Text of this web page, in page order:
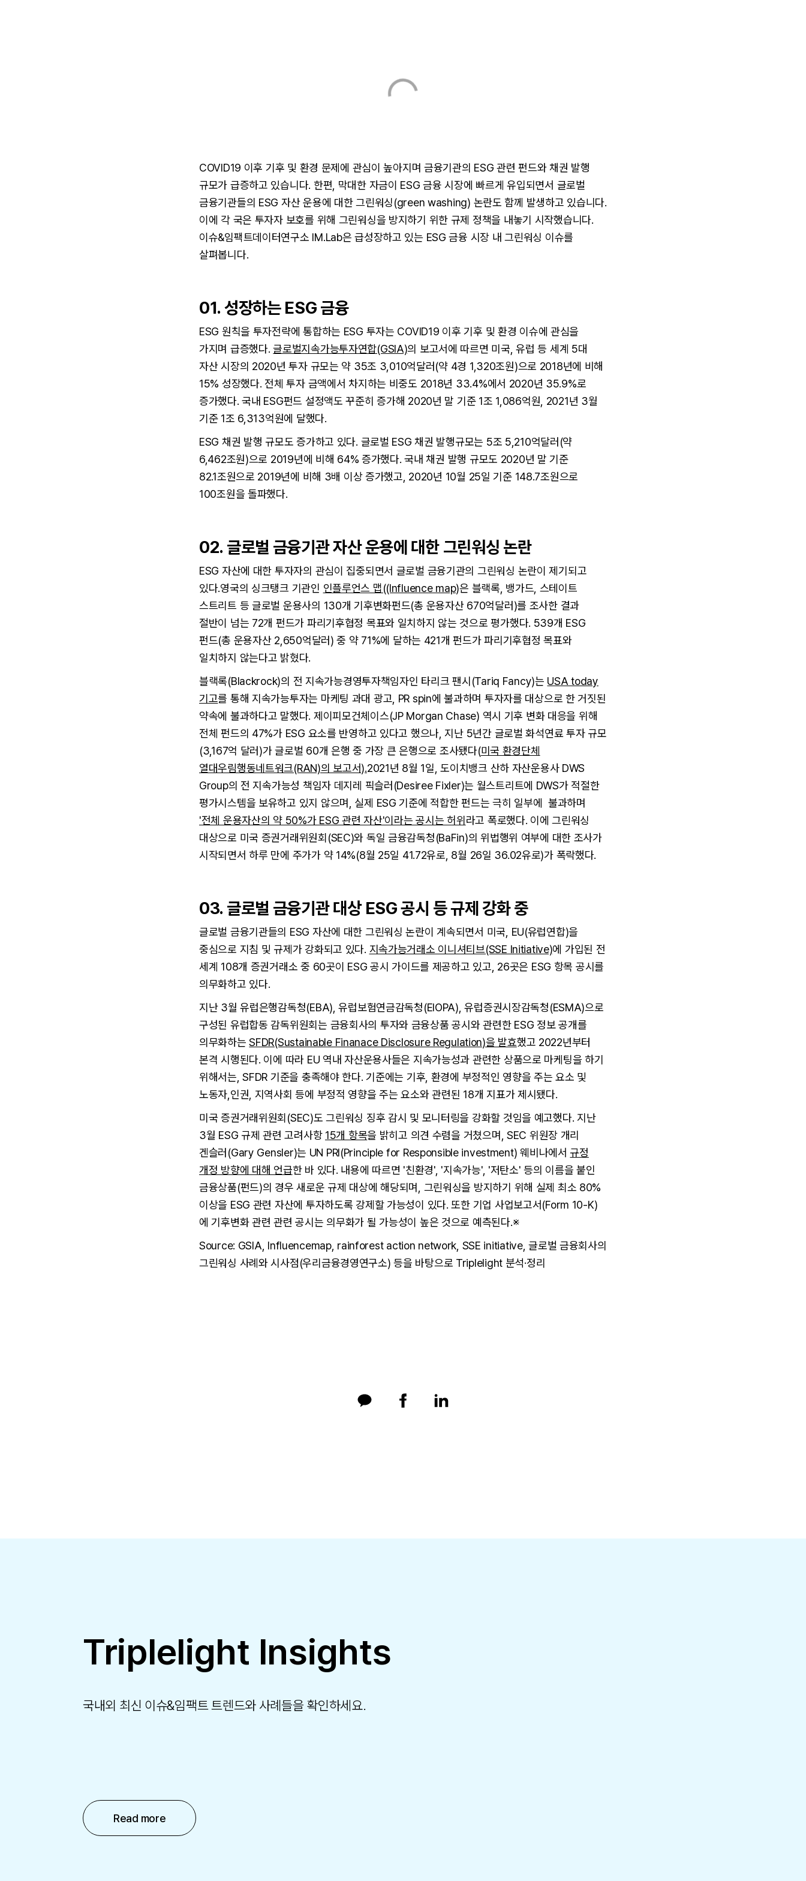
COVID19 이후 기후 및 환경 문제에 관심이 높아지며 금융기관의 ESG 관련 펀드와 채권 발행
규모가 급증하고 있습니다. 한편, 막대한 자금이 ESG 금융 시장에 빠르게 유입되면서 글로벌
금융기관들의 ESG 자산 운용에 대한 그린워싱(green washing) 논란도 함께 발생하고 있습니다.
이에 각 국은 투자자 보호를 위해 그린워싱을 방지하기 위한 규제 정책을 내놓기 시작했습니다.
이슈&임팩트데이터연구소 IM.Lab은 급성장하고 있는 ESG 금융 시장 내 그린워싱 이슈를
살펴봅니다.
01. 성장하는 ESG 금융
ESG 원칙을 투자전략에 통합하는 ESG 투자는 COVID19 이후 기후 및 환경 이슈에 관심을
가지며 급증했다.글로벌지속가능투자연합(GSIA)의 보고서에 따르면 미국, 유럽 등 세계 5대
자산 시장의 2020년 투자 규모는 약 35조 3,010억달러(약 4경 1,320조원)으로 2018년에 비해
15% 성장했다. 전체 투자 금액에서 차지하는 비중도 2018년 33.4%에서 2020년 35.9%로
증가했다. 국내 ESG펀드 설정액도 꾸준히 증가해 2020년 말 기준 1조 1,086억원, 2021년 3월
기준 1조 6,313억원에 달했다.
ESG 채권 발행 규모도 증가하고 있다. 글로벌 ESG 채권 발행규모는 5조 5,210억달러(약
6,462조원)으로 2019년에 비해 64% 증가했다. 국내 채권 발행 규모도 2020년 말 기준
82.1조원으로 2019년에 비해 3배 이상 증가했고, 2020년 10월 25일 기준 148.7조원으로
100조원을 돌파했다.
02. 글로벌 금융기관 자산 운용에 대한 그린워싱 논란
ESG 자산에 대한 투자자의 관심이 집중되면서 글로벌 금융기관의 그린워싱 논란이 제기되고
있다.영국의 싱크탱크 기관인 인플루언스 맵((Influence map)은 블랙록, 뱅가드, 스테이트
스트리트 등 글로벌 운용사의 130개 기후변화펀드(총 운용자산 670억달러)를 조사한 결과
절반이 넘는 72개 펀드가 파리기후협정 목표와 일치하지 않는 것으로 평가했다. 539개 ESG
펀드(총 운용자산 2,650억달러) 중 약 71%에 달하는 421개 펀드가 파리기후협정 목표와
일치하지 않는다고 밝혔다.
블랙록(Blackrock)의 전 지속가능경영투자책임자인 타리크 팬시(Tariq Fancy)는 USA today
기고를 통해 지속가능투자는 마케팅 과대 광고, PR spin에 불과하며 투자자를 대상으로 한 거짓된
약속에 불과하다고 말했다. 제이피모건체이스(JP Morgan Chase) 역시 기후 변화 대응을 위해
전체 펀드의 47%가 ESG 요소를 반영하고 있다고 했으나, 지난 5년간 글로벌 화석연료 투자 규모
(3,167억 달러)가 글로벌 60개 은행 중 가장 큰 은행으로 조사됐다(미국 환경단체
열대우림행동네트워크(RAN)의 보고서).2021년 8월 1일, 도이치뱅크 산하 자산운용사 DWS
Group의 전 지속가능성 책임자 데지레 픽슬러(Desiree Fixler)는 월스트리트에 DWS가 적절한
평가시스템을 보유하고 있지 않으며, 실제 ESG 기준에 적합한 펀드는 극히 일부에 불과하며
'전체 운용자산의 약 50%가 ESG 관련 자산'이라는 공시는 허위 라고 폭로했다. 이에 그린워싱
대상으로 미국 증권거래위원회(SEC)와 독일 금융감독청(BaFin)의 위법행위 여부에 대한 조사가
시작되면서 하루 만에 주가가 약 14%(8월 25일 41.72유로, 8월 26일 36.02유로)가 폭락했다.
03. 글로벌 금융기관 대상 ESG 공시 등 규제 강화 중
글로벌 금융기관들의 ESG 자산에 대한 그린워싱 논란이 계속되면서 미국, EU(유럽연합)을
중심으로 지침 및 규제가 강화되고 있다. 지속가능거래소 이니셔티브(SSE Initiative)에 가입된 전
세계 108개 증권거래소 중 60곳이 ESG 공시 가이드를 제공하고 있고, 26곳은 ESG 항목 공시를
의무화하고 있다.
지난 3월 유럽은행감독청(EBA), 유럽보험연금감독청(EIOPA), 유럽증권시장감독청(ESMA)으로
구성된 유럽합동 감독위원회는 금융회사의 투자와 금융상품 공시와 관련한 ESG 정보 공개를
의무화하는SFDR(Sustainable Finanace Disclosure Regulation)을 발효했고 2022년부터
본격 시행된다. 이에 따라 EU 역내 자산운용사들은 지속가능성과 관련한 상품으로 마케팅을 하기
위해서는, SFDR 기준을 충족해야 한다. 기준에는 기후, 환경에 부정적인 영향을 주는 요소 및
노동자,인권, 지역사회 등에 부정적 영향을 주는 요소와 관련된 18개 지표가 제시됐다.
미국 증권거래위원회(SEC)도 그린워싱 징후 감시 및 모니터링을 강화할 것임을 예고했다. 지난
3월 ESG 규제 관련 고려사항 15개 항목을 밝히고 의견 수렴을 거쳤으며, SEC 위원장 개리
겐슬러(Gary Gensler)는 UN PRI(Principle for Responsible investment) 웨비나에서 규정
개정 방향에 대해 언급한 바 있다. 내용에 따르면 '친환경', '지속가능', '저탄소' 등의 이름을 붙인
금융상품(펀드)의 경우 새로운 규제 대상에 해당되며, 그린워싱을 방지하기 위해 실제 최소 80%
이상을 ESG 관련 자산에 투자하도록 강제할 가능성이 있다. 또한 기업 사업보고서(Form 10-K)
에 기후변화 관련 관련 공시는 의무화가 될 가능성이 높은 것으로 예측된다.※
Source: GSIA, Influencemap, rainforest action network, SSE initiative, 글로벌 금융회사의
그린워싱 사례와 시사점(우리금융경영연구소) 등을 바탕으로 Triplelight 분석·정리
Triplelight Insights
국내외 최신 이슈&임팩트 트렌드와 사례들을 확인하세요.
Read more